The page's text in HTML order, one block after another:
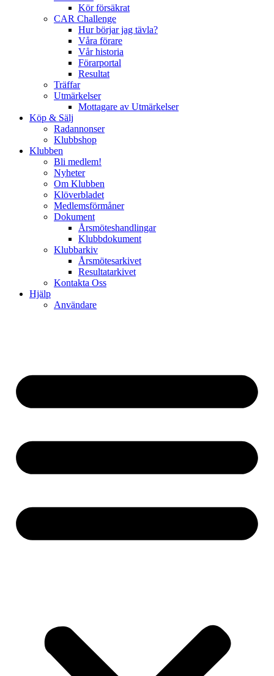
Kör försäkrat
CAR Challenge
Hur börjar jag tävla?
Våra förare
Vår historia
Förarportal
Resultat
Träffar
Utmärkelser
Mottagare av Utmärkelser
Köp & Sälj
Radannonser
Klubbshop
Klubben
Bli medlem!
Nyheter
Om Klubben
Klöverbladet
Medlemsförmåner
Dokument
Årsmöteshandlingar
Klubbdokument
Klubbarkiv
Årsmötesarkivet
Resultatarkivet
Kontakta Oss
Hjälp
Användare